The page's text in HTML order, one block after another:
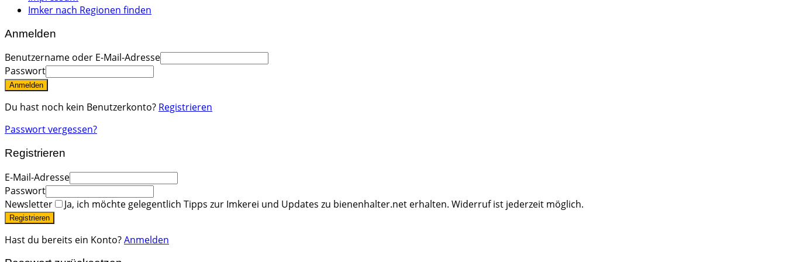
Imker nach Regionen finden
Anmelden
Benutzername oder E-Mail-Adresse
Passwort
Anmelden
Du hast noch kein Benutzerkonto? Registrieren
Passwort vergessen?
Registrieren
E-Mail-Adresse
Passwort
Newsletter
Ja, ich möchte gelegentlich Tipps zur Imkerei und Updates zu bienenhalter.net erhalten. Widerruf ist jederzeit möglich.
Registrieren
Hast du bereits ein Konto?Anmelden